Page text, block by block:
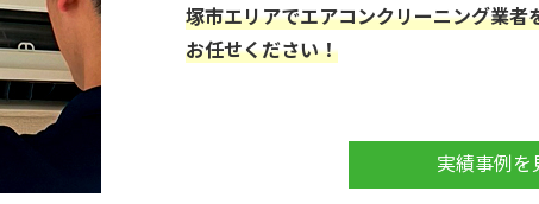
塚市エリアでエアコンクリーニング業
お任せください！
たちに任せてみませんか？
実績事例